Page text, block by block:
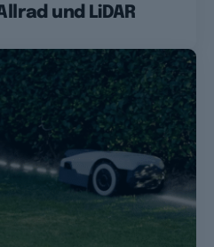
und LiDAR